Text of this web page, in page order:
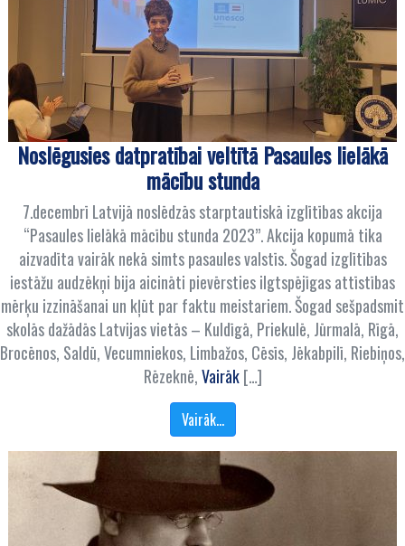
Noslēgusies datpratībai veltītā Pasaules lielākā
mācību stunda
7.decembrī Latvijā noslēdzās starptautiskā izglītības akcija
“Pasaules lielākā mācību stunda 2023”. Akcija kopumā tika
aizvadīta vairāk nekā simts pasaules valstīs. Šogad izglītības
iestāžu audzēkņi bija aicināti pievērsties ilgtspējīgas attīstības
mērķu izzināšanai un kļūt par faktu meistariem. Šogad sešpadsmit
skolās dažādās Latvijas vietās – Kuldīgā, Priekulē, Jūrmalā, Rīgā,
Brocēnos, Saldū, Vecumniekos, Limbažos, Cēsīs, Jēkabpilī, Riebiņos,
Rēzeknē,Vairāk[…]
Vairāk…